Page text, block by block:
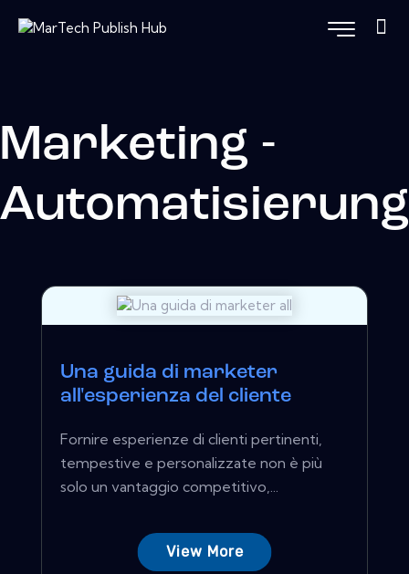
Marketing -
Automatisierung
Una guida di marketer
all'esperienza del cliente
Fornire esperienze di clienti pertinenti,
tempestive e personalizzate non è più
solo un vantaggio competitivo,...
View More